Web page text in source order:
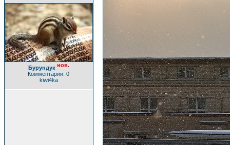
Бурундук нов.
Комментарии: 0
kiwi4ka